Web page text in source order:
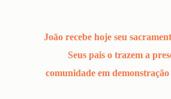
João recebe hoje seu
Seus pais o trazem a
comunidade em demonstração